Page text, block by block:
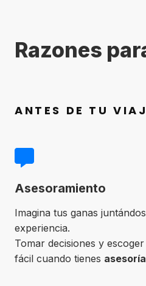
Razones
ANTES DE TU
Asesoramiento
Imagina tus ganas
experiencia.
Tomar decisiones y
fácil cuando tienes